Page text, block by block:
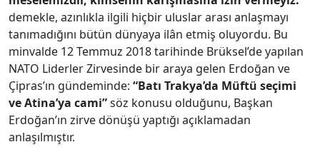
demekle, azınlıkla ilgili hiçbir uluslar arası anlaşmayı
tanımadığını bütün dünyaya ilân etmiş oluyordu. Bu
minvalde 12 Temmuz 2018 tarihinde Brüksel’de yapılan
NATO Liderler Zirvesinde bir araya gelen Erdoğan ve
Çipras’ın gündeminde: “Batı Trakya’da Müftü seçimi
ve Atina’ya cami”söz konusu olduğunu, Başkan
Erdoğan’ın zirve dönüşü yaptığı açıklamadan
anlaşılmıştır.